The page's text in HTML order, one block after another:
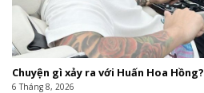
Chuyện gì xảy ra với Huấn Hoa Hồng?
6 Tháng 8, 2026